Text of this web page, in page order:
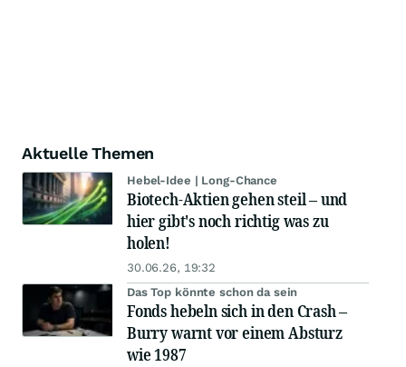
Aktuelle Themen
Hebel-Idee | Long-Chance
Biotech-Aktien gehen steil – und
hier gibt's noch richtig was zu
holen!
30.06.26, 19:32
Das Top könnte schon da sein
Fonds hebeln sich in den Crash –
Burry warnt vor einem Absturz
wie 1987